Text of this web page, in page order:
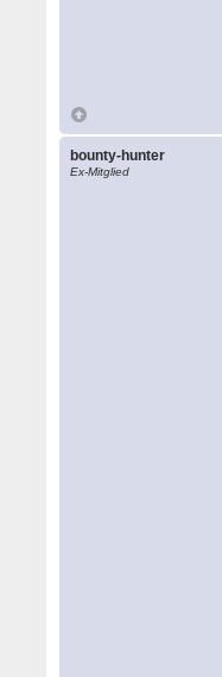
bounty-hunter
Ex-Mitglied